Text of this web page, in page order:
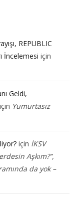
REPUBLIC
İncelemesi için
Geldi,
için Yumurtasız
için İKSV
Aşkım?”,
da yok –